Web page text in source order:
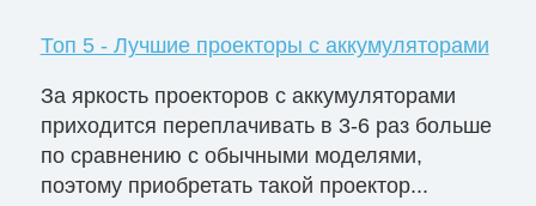
Топ 5 - Лучшие проекторы с аккумуляторами
За яркость проекторов с аккумуляторами
приходится переплачивать в 3-6 раз больше
по сравнению с обычными моделями,
поэтому приобретать такой проектор...